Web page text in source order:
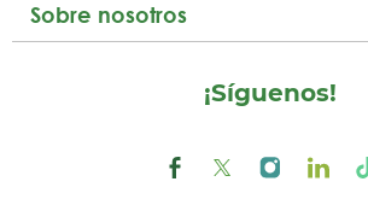
Sobre nosotros
¡Síguenos!